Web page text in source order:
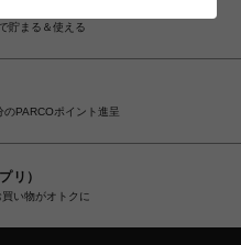
貯まる＆使える
PARCOポイント進呈
リ）
い物がオトクに